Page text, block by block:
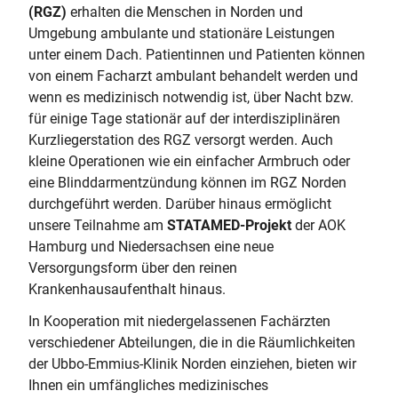
(RGZ) erhalten die Menschen in Norden und
Umgebung ambulante und stationäre Leistungen
unter einem Dach. Patientinnen und Patienten können
von einem Facharzt ambulant behandelt werden und
wenn es medizinisch notwendig ist, über Nacht bzw.
für einige Tage stationär auf der interdisziplinären
Kurzliegerstation des RGZ versorgt werden. Auch
kleine Operationen wie ein einfacher Armbruch oder
eine Blinddarmentzündung können im RGZ Norden
durchgeführt werden. Darüber hinaus ermöglicht
unsere Teilnahme am STATAMED-Projekt der AOK
Hamburg und Niedersachsen eine neue
Versorgungsform über den reinen
Krankenhausaufenthalt hinaus.
In Kooperation mit niedergelassenen Fachärzten
verschiedener Abteilungen, die in die Räumlichkeiten
der Ubbo-Emmius-Klinik Norden einziehen, bieten wir
Ihnen ein umfängliches medizinisches